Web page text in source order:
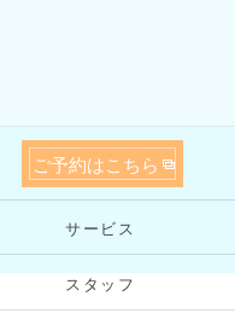
ご予約はこちら
サービス
スタッフ